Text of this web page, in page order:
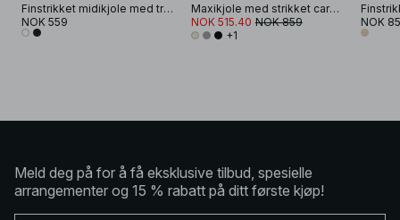
Finstrikket midikjole med trompetermer
NOK 559
Maxikjole med strikket cardigan i ullblanding
NOK 515.40 NOK 859
+1
NOK
Meld deg på for å få eksklusive tilbud, spesielle
arrangementer og 15 % rabatt på ditt første kjøp!